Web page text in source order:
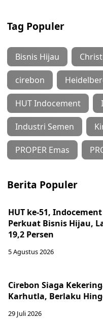
Tag Populer
Bisnis Hijau
cirebon
HUT Indocement
Industri Semen
PROPER Emas
Berita Populer
HUT ke-51,
Perkuat Bisnis Hijau,
19,2 Persen
5 Agustus 2026
Cirebon Siaga
Karhutla, Berlaku
29 Juli 2026